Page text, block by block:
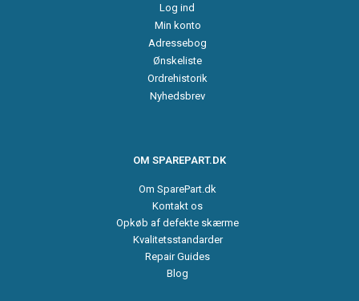
Log ind
Min konto
Adressebog
Ønskeliste
Ordrehistorik
Nyhedsbrev
OM SPAREPART.DK
Om SparePart.dk
Kontakt os
Opkøb af defekte skærme
Kvalitetsstandarder
Repair Guides
Blog